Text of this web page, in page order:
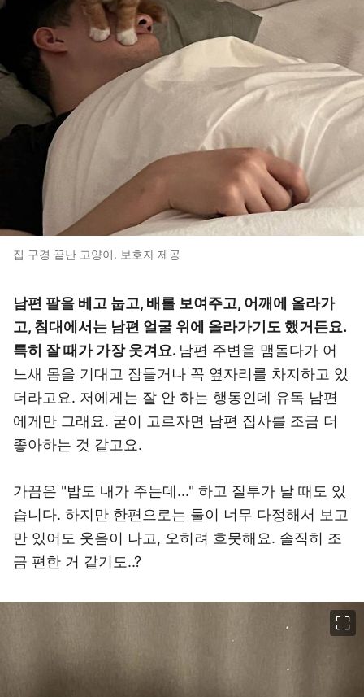
집 구경 끝난 고양이. 보호자 제공
남편 팔을 베고 눕고, 배를 보여주고, 어깨에 올라가
고, 침대에서는 남편 얼굴 위에 올라가기도 했거든요.
특히 잘 때가 가장 웃겨요. 남편 주변을 맴돌다가 어
느새 몸을 기대고 잠들거나 꼭 옆자리를 차지하고 있
더라고요. 저에게는 잘 안 하는 행동인데 유독 남편
에게만 그래요. 굳이 고르자면 남편 집사를 조금 더
좋아하는 것 같고요.
가끔은 "밥도 내가 주는데..." 하고 질투가 날 때도 있
습니다. 하지만 한편으로는 둘이 너무 다정해서 보고
만 있어도 웃음이 나고, 오히려 흐뭇해요. 솔직히 조
금 편한 거 같기도..?